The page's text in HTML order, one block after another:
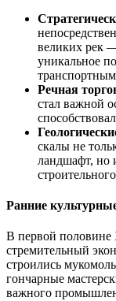
великих рек
уникальное
Речная
стал важной
скалы не
ландшафт, но
Ранние
В первой
стремительный
строились
гончарные
важного